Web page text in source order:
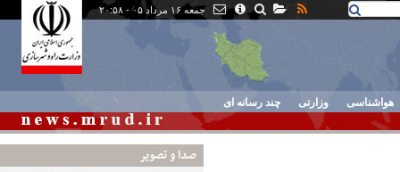
جمعه ۱۶ مرداد ۰۵ - ۲۰:۵۸
هواشناسی وزارتی چند رسانه ای
صدا و تصوير